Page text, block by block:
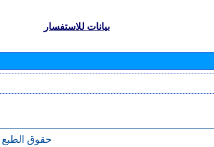
بيانات للاستفسار
حقوق الطبع